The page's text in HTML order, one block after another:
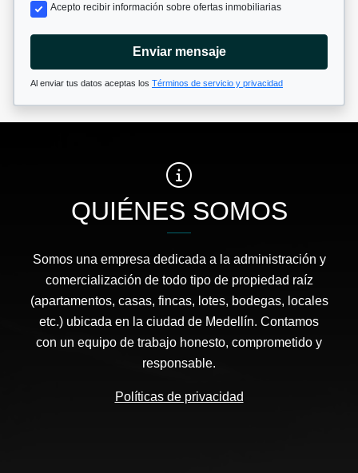
Acepto recibir información sobre ofertas inmobiliarias
Enviar mensaje
Al enviar tus datos aceptas los Términos de servicio y privacidad
QUIÉNES SOMOS
Somos una empresa dedicada a la administración y
comercialización de todo tipo de propiedad raíz
(apartamentos, casas, fincas, lotes, bodegas, locales
etc.) ubicada en la ciudad de Medellín. Contamos
con un equipo de trabajo honesto, comprometido y
responsable.
Políticas de privacidad